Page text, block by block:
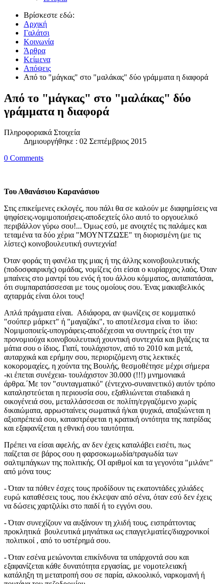
Βρίσκεστε εδώ:
Αρχική
Γαλάτσι
Κοινωνία
Άρθρα
Κείμενα
Απόψεις
Από το "μάγκας" στο "μαλάκας" δύο γράμματα η διαφορά
Από το "μάγκας" στο "μαλάκας" δύο
γράμματα η διαφορά
Πληροφοριακά Στοιχεία
Δημιουργήθηκε : 02 Σεπτέμβριος 2015
0 Comments
Του Αθανάσιου Καρανάσιου
Στις επικείμενες εκλογές, που πάλι θα σε καλούν με διαφημίσεις να
ψηφίσεις-νομιμοποιήσεις-αποδεχτείς όλο αυτό το οργουελικό
περιβάλλον γύρω σου!... Όμως εσύ, με ανοιχτές τις παλάμες και
τεταμένα τα δύο χέρια "ΜΟΥΝΤΖΩΣΕ" τη διορισμένη (με τις
λίστες) κοινοβουλευτική συντεχνία!
Όταν φοράς τη φανέλα της μιας ή της άλλης κοινοβουλευτικής
(ποδοσφαιρικής) ομάδας, νομίζεις ότι είσαι ο κυρίαρχος λαός. Όταν
μπαίνεις στο μαντρί του ενός ή του άλλου κόμματος, αυταπατάσαι,
ότι συμπαρατάσσεσαι με τους ομοίους σου. Ένας μακιαβελικός
αχταρμάς είναι όλοι τους!
Απλά πράγματα είναι. Αδιάφορα, αν ψωνίζεις σε κομματικό
"σούπερ μάρκετ" ή "μαγαζάκι", το αποτέλεσμα είναι το ίδιο:
Νομιμοποιείς-υπογράφεις-αποδέχεσαι να συντηρείς έτσι την
προνομιούχα κοινοβουλευτική χουντική συντεχνία και βγάζεις τα
μάτια σου ο ίδιος. Γιατί, τουλάχιστον, από το 2010 και μετά,
αυταρχικά και ερήμην σου, περιοριζόμενη στις λεκτικές
κοκορομαχίες, η χούντα της Βουλής, θεσμοθέτησε μέχρι σήμερα
-κι έπεται συνέχεια- τουλάχιστον 30.000 (!!!) μνημονιακά
άρθρα.΄Με τον "συνταγματικό" (έντεχνο-συναινετικό) αυτόν τρόπο
καταληστεύεται η περιουσία σου, εξαθλιώνεται σταδιακά η
οικογένειά σου, μεταλλάσσεσαι σε πολίτη/εργαζόμενο χωρίς
δικαιώματα, αρρωσταίνεις σωματικά ή/και ψυχικά, απαξιώνεται η
αξιοπρέπειά σου, καταστρέφεται η κρατική οντότητα της πατρίδας
και εξαφανίζεται η εθνική σου ταυτότητα.
Πρέπει να είσαι αφελής, αν δεν έχεις καταλάβει εισέτι, πως
παίζεται σε βάρος σου η φαρσοκωμωδία/τραγωδία των
σαλτιμπάγκων της πολιτικής. ΟΙ αριθμοί και τα γεγονότα "μιλάνε"
από μόνα τους:
- Όταν τα πόθεν έσχες τους προδίδουν τις εκατοντάδες χιλιάδες
ευρώ καταθέσεις τους, που έκλεψαν από σένα, όταν εσύ δεν έχεις
να δώσεις χαρτζιλίκι στο παιδί ή το εγγόνι σου.
- Όταν συνεχίζουν να αυξάνουν τη χλιδή τους, εισπράττοντας
προκλητικά βουλευτικά μηνιάτικα ως επαγγελματίες/διαχρονικοί
πολιτικοί , από το υστέρημά σου.
- Όταν εσένα μειώνονται επικίνδυνα τα υπάρχοντά σου και
εξαφανίζεται κάθε δυνατότητα εργασίας, με νομοτελειακή
κατάληξη τη μετατροπή σου σε παρία, αλκοολικό, ναρκομανή ή